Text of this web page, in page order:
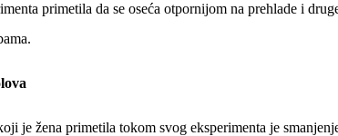
primetila da se oseća otpornijom na prehlade i
je žena primetila tokom svog eksperimenta je